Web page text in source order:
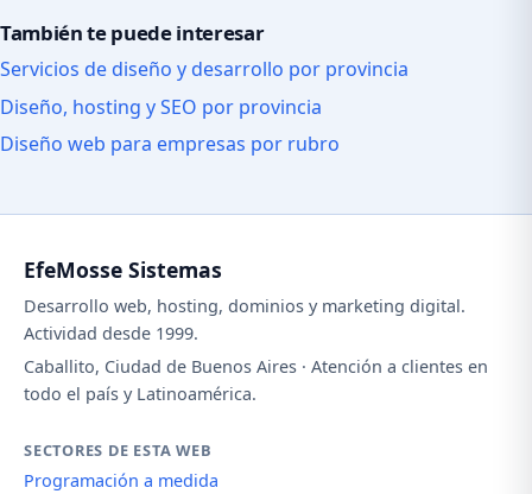
También te puede interesar
Servicios de diseño y desarrollo por provincia
Diseño, hosting y SEO por provincia
Diseño web para empresas por rubro
EfeMosse Sistemas
Desarrollo web, hosting, dominios y marketing digital.
Actividad desde 1999.
Caballito, Ciudad de Buenos Aires · Atención a clientes en
todo el país y Latinoamérica.
SECTORES DE ESTA WEB
Programación a medida